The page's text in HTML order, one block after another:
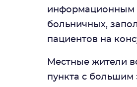
информационным
больничных,
пациентов на
Местные жители
пункта с большим